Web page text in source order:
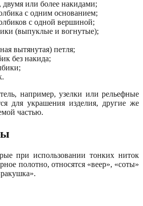
двумя или более накидами;
с одним основанием;
с одной вершиной;
(выпуклые и вогнутые);
вытянутая) петля;
без накида;
например, узелки или рельефные
для украшения изделия, другие же
частью.
при использовании тонких ниток
полотно, относятся «веер», «соты»